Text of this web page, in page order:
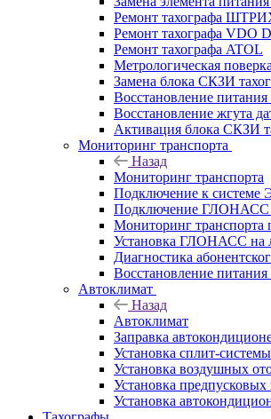
Ремонт тахографа
Ремонт тахографа VDO
Ремонт тахографа ATOL
Метрологическая
Замена блока СКЗИ
Восстановление питания
Восстановление жгута
Активация блока СКЗИ
Мониторинг транспорта
Назад
Мониторинг транспорта
Подключение к
Подключение
Мониторинг транспорта
Установка ГЛОНАСС на
Диагностика
Восстановление
Автоклимат
Назад
Автоклимат
Заправка
Установка сплит-
Установка воздушных
Установка предпусковых
Установка